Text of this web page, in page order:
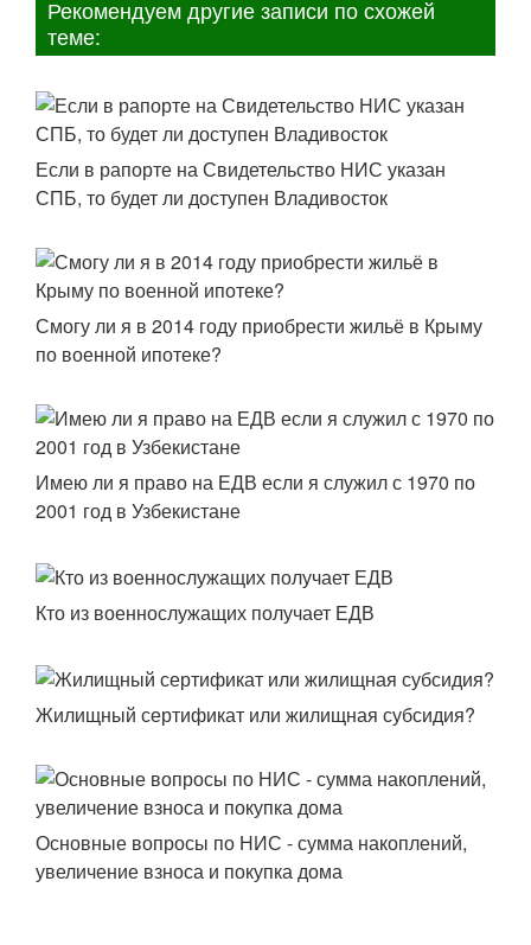
Рекомендуем другие записи по схожей
теме:
Если в рапорте на Свидетельство НИС указан
СПБ, то будет ли доступен Владивосток
Смогу ли я в 2014 году приобрести жильё в Крыму
по военной ипотеке?
Имею ли я право на ЕДВ если я служил с 1970 по
2001 год в Узбекистане
Кто из военнослужащих получает ЕДВ
Жилищный сертификат или жилищная субсидия?
Основные вопросы по НИС - сумма накоплений,
увеличение взноса и покупка дома